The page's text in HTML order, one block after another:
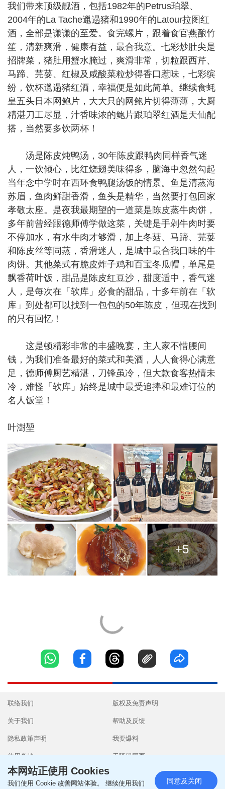
我们带来顶级靓酒，包括1982年的Petrus珀翠、
2004年的La Tache邋遢猪和1990年的Latour拉图红
酒，全部是谦谦的至爱。食完螺片，跟着食官燕酿竹
笙，清新爽滑，健康有益，最合我意。七彩炒肚尖是
招牌菜，猪肚用蟹水腌过，爽滑非常，切粒跟西芹、
马蹄、芫荽、红椒及咸酸菜粒炒得香口惹味，七彩缤
纷，饮杯邋遢猪红酒，幸福便是如此简单。继续食蚝
皇五头日本网鲍片，大大只的网鲍片切得薄薄，大厨
精湛刀工尽显，汁香味浓的鲍片跟珀翠红酒是天仙配
搭，当然要多饮两杯！
汤是陈皮炖鸭汤，30年陈皮跟鸭肉同样香气迷
人，一饮倾心，比红烧翅美味得多，脑海中忽然勾起
当年念中学时在西环食鸭腿汤饭的情景。鱼是清蒸海
苏眉，鱼肉鲜甜香滑，鱼头是精华，当然要打包回家
孝敬太座。是夜我最期望的一道菜是陈皮蒸牛肉饼，
多年前曾经跟德师傅学做这菜，关键是手剁牛肉时要
不停加水，有水牛肉才够滑，加上冬菇、马蹄、芫荽
和陈皮丝等同蒸，香滑迷人，是城中最合我口味的牛
肉饼。其他菜式有脆皮炸子鸡和百宝冬瓜帽，单尾是
飘香荷叶饭，甜品是陈皮红豆沙，甜度适中，香气迷
人，是每次在「软库」必食的甜品，十多年前在「软
库」到处都可以找到一包包的50年陈皮，但现在找到
的只有回忆！
这是顿精彩非常的丰盛晚宴，主人家不惜腰间
钱，为我们准备最好的菜式和美酒，人人食得心满意
足，德师傅厨艺精湛，刀锋虽冷，但大款食客热情未
冷，难怪「软库」始终是城中最受追捧和最难订位的
名人饭堂！
叶澍堃
+5
联络我们
关于我们
隐私政策声明
使用条款
版权及免责声明
帮助及反馈
我要爆料
无障碍网页
本网站正使用 Cookies
我们使用 Cookie 改善网站体验。 继续使用我们 同意及关闭